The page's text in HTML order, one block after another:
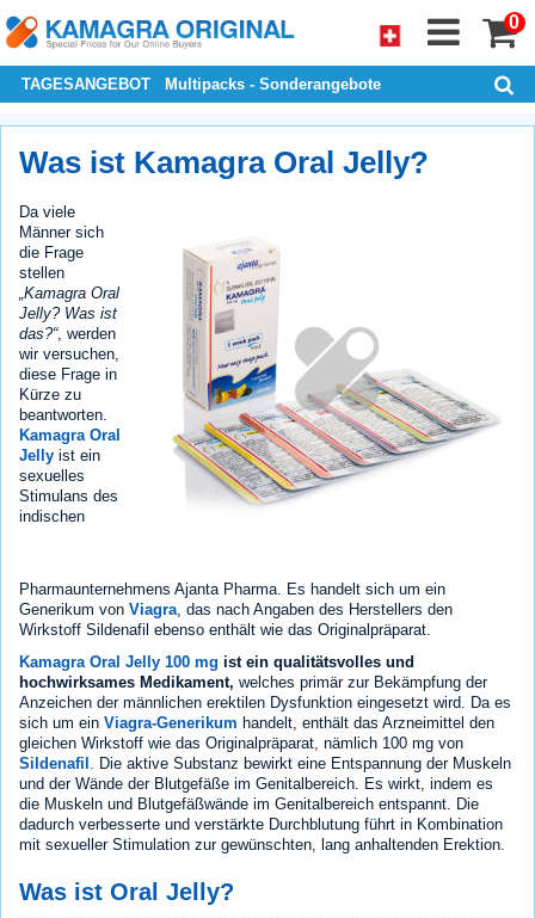
0
TAGESANGEBOT Multipacks - Sonderangebote
Was ist Kamagra Oral Jelly?
Da viele
Männer sich
die Frage
stellen
„Kamagra Oral
Jelly? Was ist
das?“, werden
wir versuchen,
diese Frage in
Kürze zu
beantworten.
Kamagra Oral
Jelly ist ein
sexuelles
Stimulans des
indischen
Pharmaunternehmens Ajanta Pharma. Es handelt sich um ein
Generikum von Viagra , das nach Angaben des Herstellers den
Wirkstoff Sildenafil ebenso enthält wie das Originalpräparat.
Kamagra Oral Jelly 100 mg ist ein qualitätsvolles und
hochwirksames Medikament, welches primär zur Bekämpfung der
Anzeichen der männlichen erektilen Dysfunktion eingesetzt wird. Da es
sich um ein Viagra-Generikum handelt, enthält das Arzneimittel den
gleichen Wirkstoff wie das Originalpräparat, nämlich 100 mg von
Sildenafil . Die aktive Substanz bewirkt eine Entspannung der Muskeln
und der Wände der Blutgefäße im Genitalbereich. Es wirkt, indem es
die Muskeln und Blutgefäßwände im Genitalbereich entspannt. Die
dadurch verbesserte und verstärkte Durchblutung führt in Kombination
mit sexueller Stimulation zur gewünschten, lang anhaltenden Erektion.
Was ist Oral Jelly?